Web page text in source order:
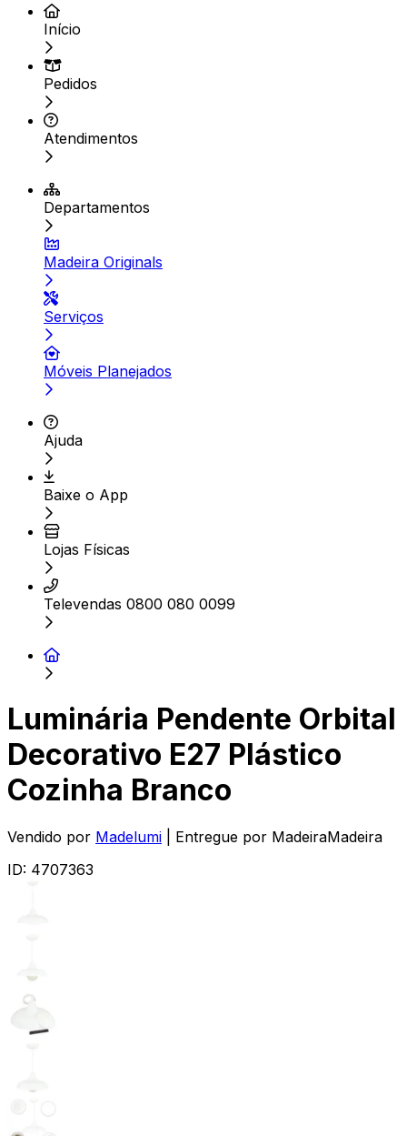
Início
Pedidos
Atendimentos
Departamentos
Madeira Originals
Serviços
Móveis Planejados
Ajuda
Baixe o App
Lojas Físicas
Televendas 0800 080 0099
Luminária Pendente Orbital
Decorativo E27 Plástico
Cozinha Branco
Vendido por Madelumi | Entregue por MadeiraMadeira
ID: 4707363